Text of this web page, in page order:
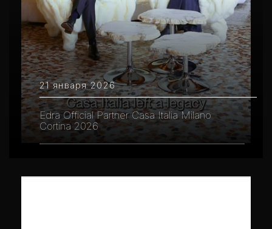
21 января 2026
Edra Official Partner Casa Italia Milano
Cortina 2026